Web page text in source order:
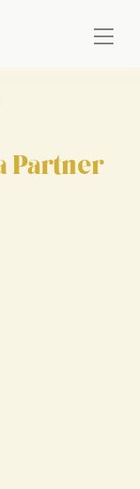
Partner